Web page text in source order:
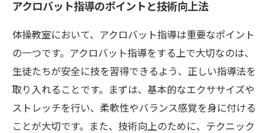
アクロバット指導のポイントと技術向上法
体操教室において、アクロバット指導は重要なポイント
の一つです。アクロバット指導をする上で大切なのは、
生徒たちが安全に技を習得できるよう、正しい指導法を
取り入れることです。まずは、基本的なエクササイズや
ストレッチを行い、柔軟性やバランス感覚を身に付ける
ことが大切です。また、技術向上のために、テクニック